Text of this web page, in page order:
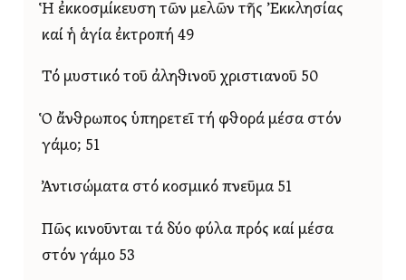
Ἡ ἐκκοσμίκευση τῶν μελῶν τῆς Ἐκκλησίας
καί ἡ ἁγία ἐκτροπή 49
Τό μυστικό τοῦ ἀληθινοῦ χριστιανοῦ 50
Ὁ ἄνθρωπος ὑπηρετεῖ τή φθορά μέσα στόν
γάμο; 51
Ἀντισώματα στό κοσμικό πνεῦμα 51
Πῶς κινοῦνται τά δύο φύλα πρός καί μέσα
στόν γάμο 53